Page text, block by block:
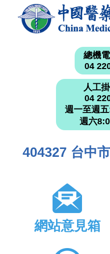
總機
04
人工
04
週一至週
週六
404327 台中
網站意見箱